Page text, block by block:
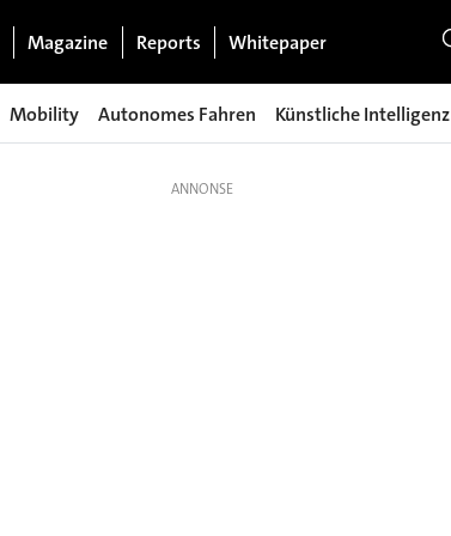
Magazine Reports Whitepaper
Mobility Autonomes Fahren Künstliche Intelligenz